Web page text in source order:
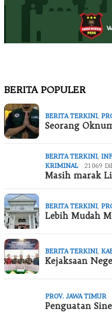
BERITA POPULER
BERITA TERKINI,
Seorang
BERITA TERKINI,
KRIMINAL
21069
Masih marak
BERITA TERKINI,
Lebih Mudah
BERITA TERKINI,
Kejaksaan
PROV. JAWA TIMUR
Penguatan